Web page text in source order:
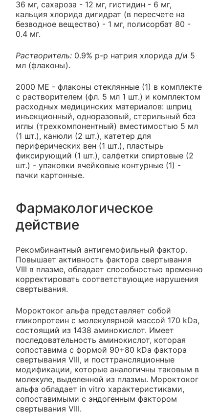
36 мг, сахароза - 12 мг, гистидин - 6 мг,
кальция хлорида дигидрат (в пересчете на
безводное вещество) - 1 мг, полисорбат 80 -
0.4 мг.
Растворитель: 0.9% р-р натрия хлорида д/и 5
мл (флаконы).
2000 МЕ - флаконы стеклянные (1) в комплекте
с растворителем (фл. 5 мл 1 шт.) и комплектом
расходных медицинских материалов: шприц
инъекционный, одноразовый, стерильный без
иглы (трехкомпонентный) вместимостью 5 мл
(1 шт.), канюли (2 шт.), катетер для
периферических вен (1 шт.), пластырь
фиксирующий (1 шт.), салфетки спиртовые (2
шт.) - упаковки ячейковые контурные (1) -
пачки картонные.
Фармакологическое
действие
Рекомбинантный антигемофильный фактор.
Повышает активность фактора свертывания
VIII в плазме, обладает способностью временно
корректировать соответствующие нарушения
свертывания.
Мороктоког альфа представляет собой
гликопротеин с молекулярной массой 170 kDa,
состоящий из 1438 аминокислот. Имеет
последовательность аминокислот, которая
сопоставима с формой 90+80 kDa фактора
свертывания VIII, и посттрансляционные
модификации, которые аналогичны таковым в
молекуле, выделенной из плазмы. Мороктоког
альфа обладает in vitro характеристиками,
сопоставимыми с эндогенным фактором
свертывания VIII.